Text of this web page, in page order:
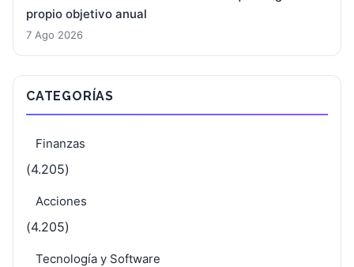
propio objetivo anual
7 Ago 2026
CATEGORÍAS
Finanzas
(4.205)
Acciones
(4.205)
Tecnología y Software